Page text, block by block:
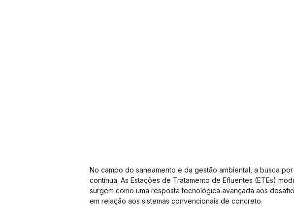
No campo do saneamento e da gestão ambiental, a busca
contínua. As Estações de Tratamento de Efluentes (ETEs)
surgem como uma resposta tecnológica avançada aos
em relação aos sistemas convencionais de concreto.